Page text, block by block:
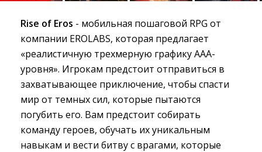
Rise of Eros - мобильная пошаговой RPG от
компании EROLABS, которая предлагает
«реалистичную трехмерную графику ААА-
уровня». Игрокам предстоит отправиться в
захватывающее приключение, чтобы спасти
мир от темных сил, которые пытаются
погубить его. Вам предстоит собирать
команду героев, обучать их уникальным
навыкам и вести битву с врагами, которые